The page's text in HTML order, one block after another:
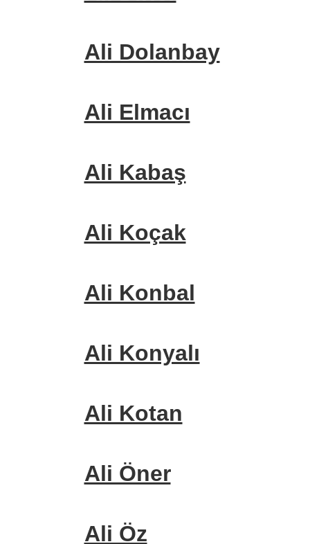
Ali Dolanbay
Ali Elmacı
Ali Kabaş
Ali Koçak
Ali Konbal
Ali Konyalı
Ali Kotan
Ali Öner
Ali Öz